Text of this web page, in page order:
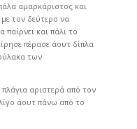
αμαρκάριστος και
τον δεύτερο να
και πάλι το
πέρασε άουτ δίπλα
των
αριστερά από τον
άουτ πάνω από το